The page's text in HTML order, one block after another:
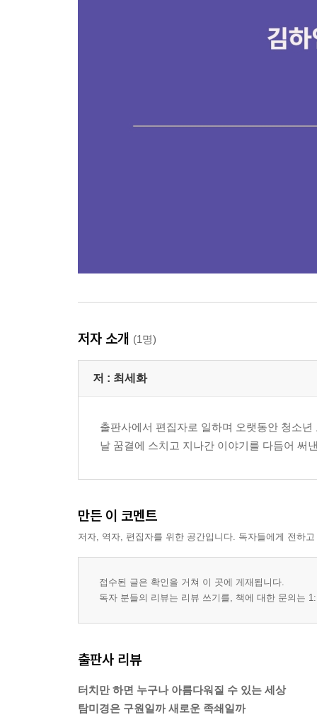
저자 소개 (1명)
저 : 최세화
출판사에서 편집자로 일하며 오랫동안 청소
날 꿈결에 스치고 지나간 이야기를 다듬어 써
만든 이 코멘트
저자, 역자, 편집자를 위한 공간입니다. 독자들에게 전하
접수된 글은 확인을 거쳐 이 곳에 게재됩니다.
독자 분들의 리뷰는 리뷰 쓰기를, 책에 대한 문의는
출판사 리뷰
터치만 하면 누구나 아름다워질 수 있는 세상
탐미경은 구원일까 새로운 족쇄일까